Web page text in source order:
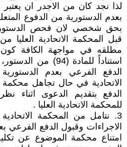
لذا نجد كان من الاجدر ان
بعدم الدستورية من الدفوع
بحق شخصي لان فحص
قبل المحكمة الاتحادية
مطلقه في مواجهة الكافة كون
استناداً للمادة (94)
الدفع الفرعي بعدم
الاتحادية في حال تجاهل
الدفع بتقديم الدعوى اثناء
للمحكمة الاتحادية العليا .
3. نتامل من المحكمة
الاجراءات وقبول الدفع الفرعي
امتناع محكمة الموضوع عن